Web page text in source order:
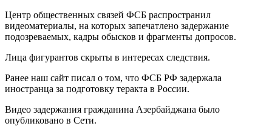
Центр общественных связей ФСБ распространил
видеоматериалы, на которых запечатлено задержание
подозреваемых, кадры обысков и фрагменты допросов.
Лица фигурантов скрыты в интересах следствия.
Ранее наш сайт писал о том, что ФСБ РФ задержала
иностранца за подготовку теракта в России.
Видео задержания гражданина Азербайджана было
опубликовано в Сети.